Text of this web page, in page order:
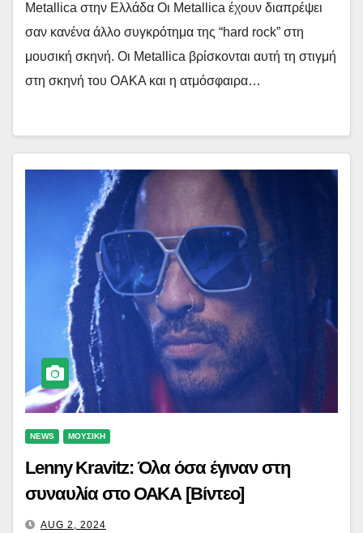
Metallica στην Ελλάδα Οι Metallica έχουν διαπρέψει
σαν κανένα άλλο συγκρότημα της “hard rock” στη
μουσική σκηνή. Οι Metallica βρίσκονται αυτή τη στιγμή
στη σκηνή του ΟΑΚΑ και η ατμόσφαιρα…
NEWS ΜΟΥΣΙΚΗ
Lenny Kravitz: Όλα όσα έγιναν στη
συναυλία στο ΟΑΚΑ [Βίντεο]
AUG 2, 2024